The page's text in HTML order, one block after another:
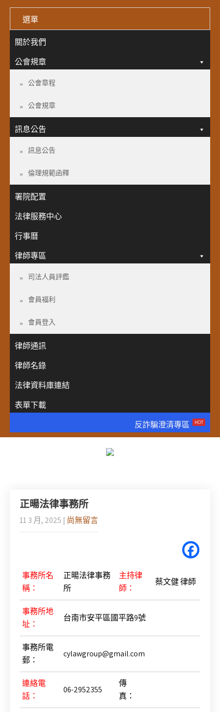
選單
關於我們
公會規章
公會章程
公會規章
訊息公告
訊息公告
倫理規範函釋
署院配置
法律服務中心
行事曆
律師專區
司法人員評鑑
會員福利
會員登入
律師通訊
律師名錄
法律資料庫連結
表單下載
反詐騙澄清專區
HOT
正暘法律事務所
11 3 月, 2025 | 尚無留言
事務所名
稱：
正暘法律事務
所
主持律
師：
蔡文健 律師
事務所地
址：
台南市安平區國平路9號
事務所電
郵：
cylawgroup@gmail.com
連絡電
話：
06-2952355
傳
真 ：